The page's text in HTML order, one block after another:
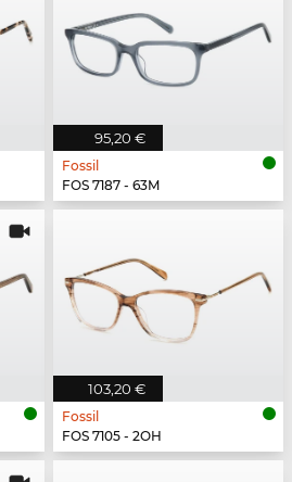
95,20 €
Fossil
FOS 7187 - 63M
103,20 €
Fossil
FOS 7105 - 2OH